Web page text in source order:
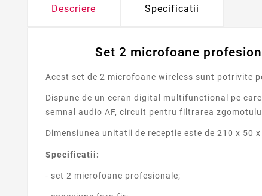
Descriere Specificatii
Set 2 microfoane
Acest set de 2 microfoane wireless sunt potrivite
Dispune de un ecran digital multifunctional pe
semnal audio AF, circuit pentru filtrarea
Dimensiunea unitatii de receptie este de 210 x 50
Specificatii:
- set 2 microfoane profesionale;